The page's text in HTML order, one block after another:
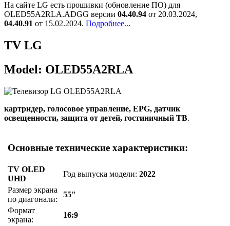
На сайте LG есть прошивки (обновление ПО) для
OLED55A2RLA.ADGG версии 04.40.94 от 20.03.2024,
04.40.91 от 15.02.2024. Подробнее...
TV LG
Model: OLED55A2RLA
картридер, голосовое управление, EPG, датчик
освещенности, защита от детей, гостиничный ТВ.
Основные технические характеристики:
TV OLED
UHD
Год выпуска модели:2022
Размер экрана
по диагонали:
55"
Формат
экрана:
16:9